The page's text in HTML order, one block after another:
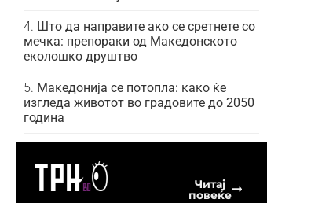
Што да направите ако се сретнете со
мечка: препораки од Македонското
еколошко друштво
Македонија се потопла: како ќе
изгледа животот во градовите до 2050
година
Читај
повеќе